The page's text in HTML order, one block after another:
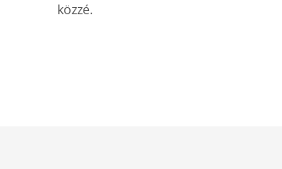
közzé.